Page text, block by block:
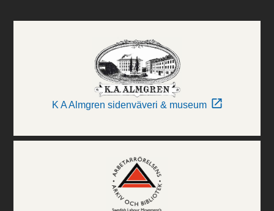
K A Almgren sidenväveri & museum